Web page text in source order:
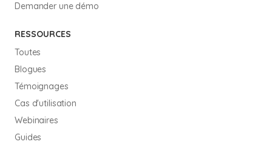
Demander une démo
RESSOURCES
Toutes
Blogues
Témoignages
Cas d'utilisation
Webinaires
Guides